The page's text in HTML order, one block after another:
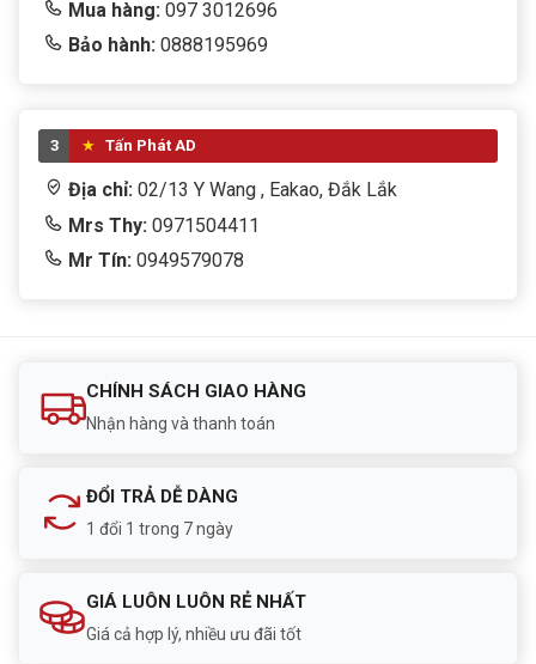
Mua hàng: 097 3012696
Bảo hành: 0888195969
3 Tấn Phát AD
Địa chỉ: 02/13 Y Wang , Eakao, Đắk Lắk
Mrs Thy: 0971504411
Mr Tín: 0949579078
CHÍNH SÁCH GIAO HÀNG
Nhận hàng và thanh toán
ĐỔI TRẢ DỄ DÀNG
1 đổi 1 trong 7 ngày
GIÁ LUÔN LUÔN RẺ NHẤT
Giá cả hợp lý, nhiều ưu đãi tốt